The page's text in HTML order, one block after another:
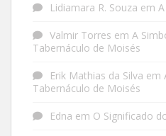
Lidiamara R. Souza em
Valmir Torres em A
Tabernáculo de Moisés
Erik Mathias da Silva em
Tabernáculo de Moisés
Edna em O Significado